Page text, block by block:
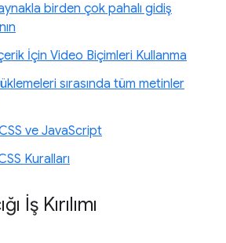
birden çok pahalı gidiş
İçin Video Biçimleri Kullanma
sırasında tüm metinler
CSS ve JavaScript
Kuralları
İş Kırılımı